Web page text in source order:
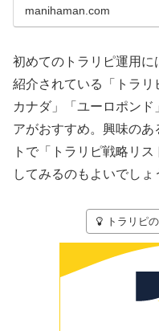
manihaman.com
初めてのトラリピ運用に
紹介されている「トラ
カナダ」「ユーロポン
アがおすすめ。興味のあ
トで「トラリピ戦略リ
してみるのもよいでしょ
トラリピ